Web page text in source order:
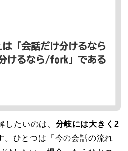
したいのは、 分岐には大きく2
。ひとつは「今の会話の流れ